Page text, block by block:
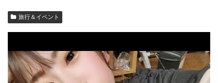
旅行＆イベント